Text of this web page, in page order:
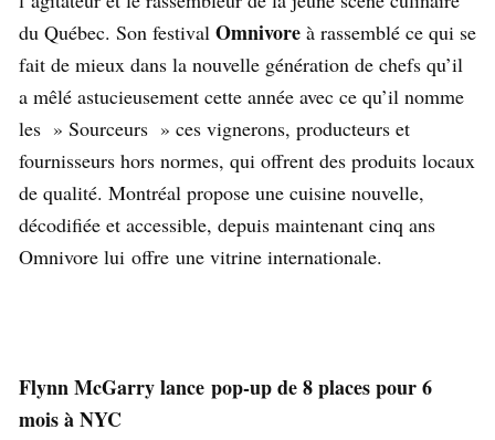
du Québec. Son festival Omnivore à rassemblé ce qui se
fait de mieux dans la nouvelle génération de chefs qu’il
a mêlé astucieusement cette année avec ce qu’il nomme
les » Sourceurs » ces vignerons, producteurs et
fournisseurs hors normes, qui offrent des produits locaux
de qualité. Montréal propose une cuisine nouvelle,
décodifiée et accessible, depuis maintenant cinq ans
Omnivore lui offre une vitrine internationale.
Flynn McGarry lance pop-up de 8 places pour 6
mois à NYC